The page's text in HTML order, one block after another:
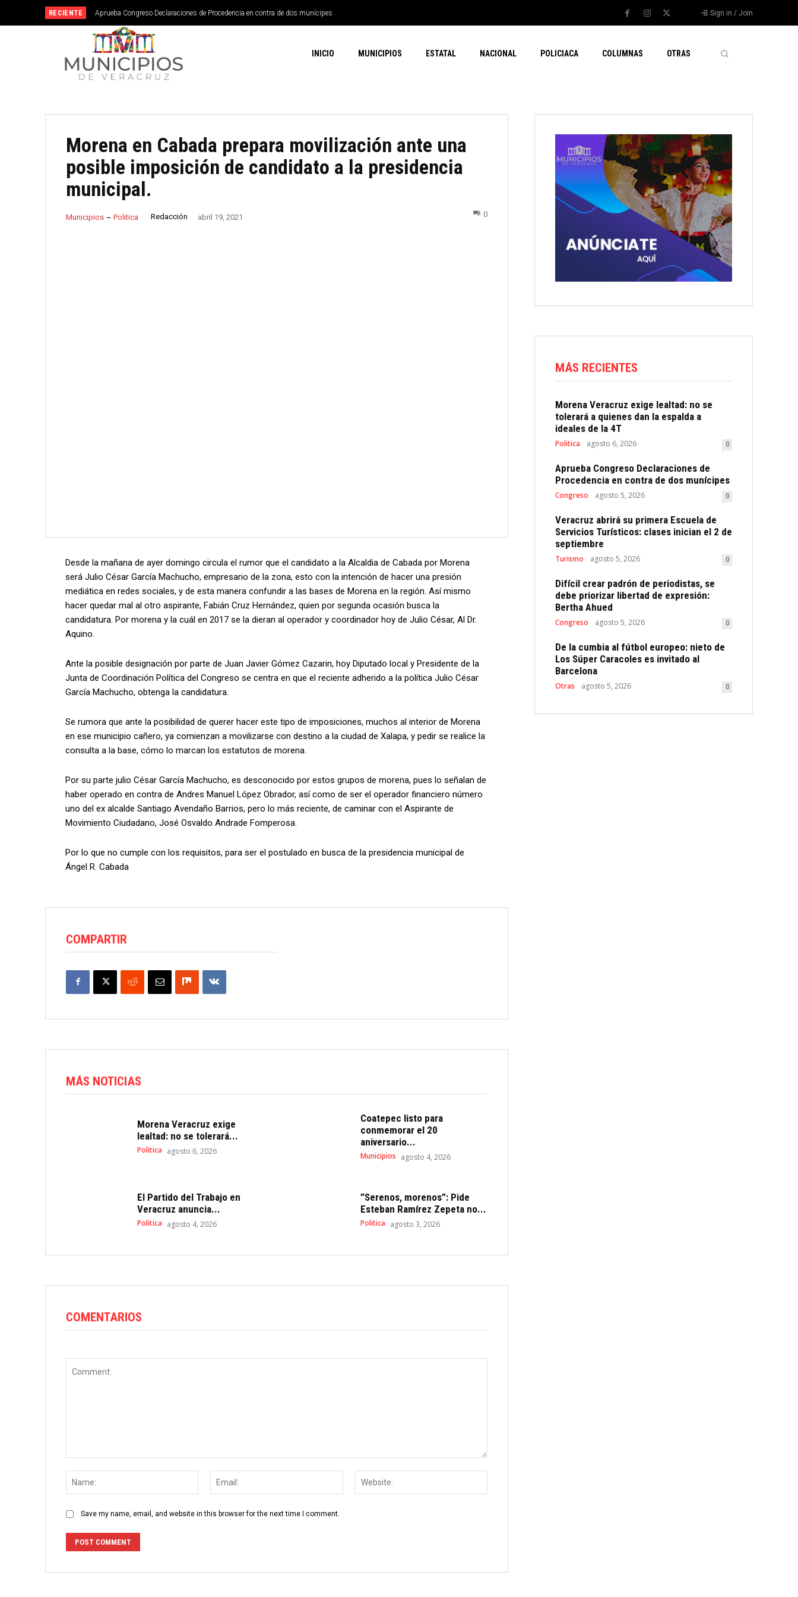
RECIENTE Aprueba Congreso Declaraciones de Procedencia en contra de dos munícipes Sign in / Join
INICIO MUNICIPIOS ESTATAL NACIONAL POLICIACA COLUMNAS OTRAS
Morena en Cabada prepara movilización ante una
posible imposición de candidato a la presidencia
municipal.
Municipios Politica Redacción abril 19, 2021 0
Desde la mañana de ayer domingo circula el rumor que el candidato a la Alcaldia de Cabada por Morena
será Julio César García Machucho, empresario de la zona, esto con la intención de hacer una presión
mediática en redes sociales, y de esta manera confundir a las bases de Morena en la región. Así mismo
hacer quedar mal al otro aspirante, Fabián Cruz Hernández, quien por segunda ocasión busca la
candidatura. Por morena y la cuál en 2017 se la dieran al operador y coordinador hoy de Julio César, Al Dr.
Aquino.
Ante la posible designación por parte de Juan Javier Gómez Cazarin, hoy Diputado local y Presidente de la
Junta de Coordinación Política del Congreso se centra en que el reciente adherido a la política Julio César
García Machucho, obtenga la candidatura.
Se rumora que ante la posibilidad de querer hacer este tipo de imposiciones, muchos al interior de Morena
en ese municipio cañero, ya comienzan a movilizarse con destino a la ciudad de Xalapa, y pedir se realice la
consulta a la base, cómo lo marcan los estatutos de morena.
Por su parte julio César García Machucho, es desconocido por estos grupos de morena, pues lo señalan de
haber operado en contra de Andres Manuel López Obrador, así como de ser el operador financiero número
uno del ex alcalde Santiago Avendaño Barrios, pero lo más reciente, de caminar con el Aspirante de
Movimiento Ciudadano, José Osvaldo Andrade Fomperosa.
Por lo que no cumple con los requisitos, para ser el postulado en busca de la presidencia municipal de
Ángel R. Cabada
COMPARTIR
MÁS NOTICIAS
Morena Veracruz exige
lealtad: no se tolerará...
Politica agosto 6, 2026
Coatepec listo para
conmemorar el 20
aniversario...
Municipios agosto 4, 2026
El Partido del Trabajo en
Veracruz anuncia...
Politica agosto 4, 2026
”Serenos, morenos”: Pide
Esteban Ramírez Zepeta no...
Politica agosto 3, 2026
COMENTARIOS
Save my name, email, and website in this browser for the next time I comment.
MÁS RECIENTES
Morena Veracruz exige lealtad: no se
tolerará a quienes dan la espalda a
ideales de la 4T
Politica agosto 6, 2026 0
Aprueba Congreso Declaraciones de
Procedencia en contra de dos munícipes
Congreso agosto 5, 2026 0
Veracruz abrirá su primera Escuela de
Servicios Turísticos: clases inician el 2 de
septiembre
Turismo agosto 5, 2026 0
Difícil crear padrón de periodistas, se
debe priorizar libertad de expresión:
Bertha Ahued
Congreso agosto 5, 2026 0
De la cumbia al fútbol europeo: nieto de
Los Súper Caracoles es invitado al
Barcelona
Otras agosto 5, 2026 0